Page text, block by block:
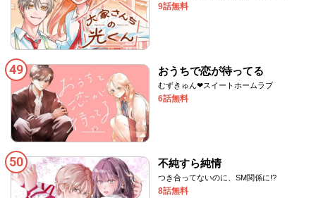
9話無料
49 おうちで恋が待ってる
むずきゅん❤︎スイートホームラブ
6話無料
50 不純すら純情
つき合ってないのに、SM関係に!?
8話無料